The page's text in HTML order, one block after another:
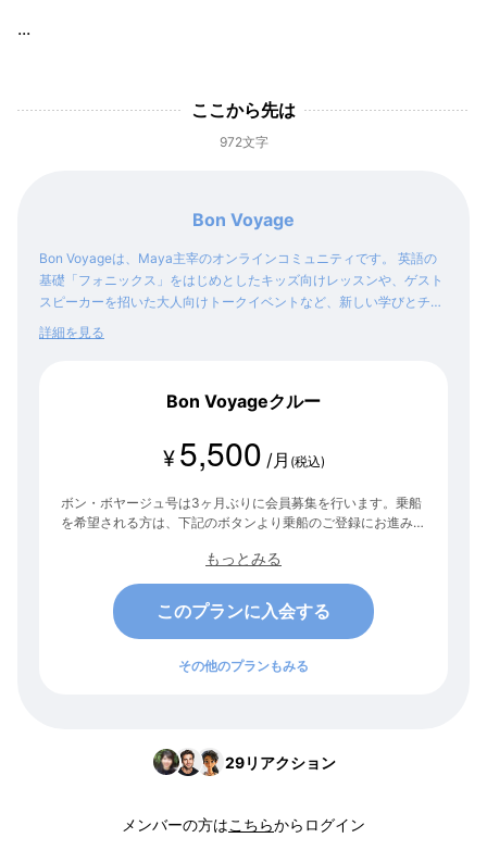
...
ここから先は
972文字
Bon Voyage
Bon Voyageは、Maya主宰のオンラインコミュニティです。 英語の
基礎「フォニックス」をはじめとしたキッズ向けレッスンや、ゲスト
スピーカーを招いた大人向けトークイベントなど、新しい学びとチャ
レンジを得られるコンテンツをご提供します。
詳細を見る
Bon Voyageクルー
¥ 5,500 /月 (税込)
ボン・ボヤージュ号は3ヶ月ぶりに会員募集を行います。乗船
を希望される方は、下記のボタンより乗船のご登録にお進みく
もっとみる
このプランに入会する
その他のプランもみる
29リアクション
メンバーの方はこちらからログイン